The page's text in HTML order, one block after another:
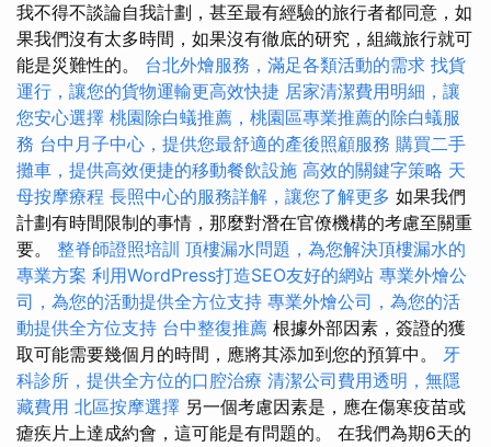
我不得不談論自我計劃，甚至最有經驗的旅行者都同意，如
果我們沒有太多時間，如果沒有徹底的研究，組織旅行就可
能是災難性的。 台北外燴服務，滿足各類活動的需求 找貨
運行，讓您的貨物運輸更高效快捷 居家清潔費用明細，讓
您安心選擇 桃園除白蟻推薦，桃園區專業推薦的除白蟻服
務 台中月子中心，提供您最舒適的產後照顧服務 購買二手
攤車，提供高效便捷的移動餐飲設施 高效的關鍵字策略 天
母按摩療程 長照中心的服務詳解，讓您了解更多 如果我們
計劃有時間限制的事情，那麼對潛在官僚機構的考慮至關重
要。 整脊師證照培訓 頂樓漏水問題，為您解決頂樓漏水的
專業方案 利用WordPress打造SEO友好的網站 專業外燴公
司，為您的活動提供全方位支持 專業外燴公司，為您的活
動提供全方位支持 台中整復推薦 根據外部因素，簽證的獲
取可能需要幾個月的時間，應將其添加到您的預算中。 牙
科診所，提供全方位的口腔治療 清潔公司費用透明，無隱
藏費用 北區按摩選擇 另一個考慮因素是，應在傷寒疫苗或
瘧疾片上達成約會，這可能是有問題的。 在我們為期6天的